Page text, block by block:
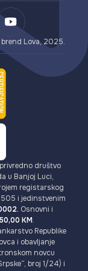
bona
Lova, 2025.
društvo
u Banjoj Luci,
registarskog
i jedinstvenim
Osnovni i
KM.
Republike
i obavljanje
novcu
broj 1/24) i